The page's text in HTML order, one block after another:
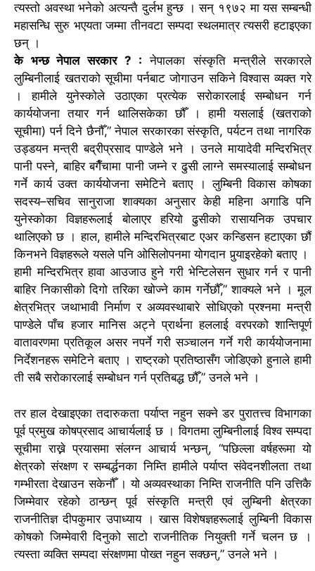
त्यस्तो अवस्था भनेको अत्यन्तै दुर्लभ हुन्छ । सन् १९७२ मा यस सम्बन्धी
महासन्धि सुरु भएयता जम्मा तीनवटा सम्पदा स्थलमात्र त्यसरी हटाइएका
छन् ।
के भन्छ नेपाल सरकार ? :नेपालका संस्कृति मन्त्रीले सरकारले
लुम्बिनीलाई खतराको सूचीमा पर्नबाट जोगाउन सकिने विश्वास व्यक्त गरे
।हामीले युनेस्कोले उठाएका प्रत्येक सरोकारलाई सम्बोधन गर्न
कार्ययोजना तयार गर्न थालिसकेका छौँ । हामी यसलाई (खतराको
सूचीमा) पर्न दिने छैनौँ,” नेपाल सरकारका संस्कृति, पर्यटन तथा नागरिक
उड्डयन मन्त्री बद्रीप्रसाद पाण्डेले भने ।उनले मायादेवी मन्दिरभित्र
पानी पस्ने, बाहिर बगैँचामा पानी जम्ने र ढुसी लाग्ने समस्यालाई सम्बोधन
गर्ने कार्य उक्त कार्ययोजना समेटिने बताए ।लुम्बिनी विकास कोषका
सदस्य–सचिव सानुराजा शाक्यका अनुसार केही महिना अगाडि पनि
युनेस्कोका विज्ञहरूलाई बोलाएर हरियो ढुसीको रासायनिक उपचार
थालिएको छ ।हाल, हामीले मन्दिरभित्रबाट एअर कन्डिसन हटाएका छौं
किनभने विज्ञहरूले यसले पनि ओसिलोपनमा योगदान पुर्‍याइरहेको बताए ।
हामी मन्दिरभित्र हावा आउजाउ हुने गरी भेन्टिलेसन सुधार गर्न र पानी
बाहिर निकासीको दिगो तरिका खोज्ने काम गर्नेछौँ,” शाक्यले भने ।मूल
क्षेत्रभित्र जथाभावी निर्माण र अव्यवस्थाबारे सोधिएको प्रश्नमा मन्त्री
पाण्डेले पाँच हजार मानिस अट्ने प्रार्थना हललाई वरपरको शान्तिपूर्ण
वातावरणमा प्रतिकूल असर नपर्ने गरी सञ्चालन गर्ने गरी कार्ययोजनामा
निर्देशनहरू समेटिने बताए ।राष्ट्रको प्रतिष्ठासँग जोडिएको हुनाले हामी
ती सबै सरोकारलाई सम्बोधन गर्न प्रतिबद्ध छौँ,” उनले भने ।
तर हाल देखाइएका तदारुकता पर्याप्त नहुन सक्ने डर पुरातत्त्व विभागका
पूर्व प्रमुख कोषप्रसाद आचार्यलाई छ । विगतमा लुम्बिनीलाई विश्व सम्पदा
सूचीमा राख्ने प्रयासमा संलग्न आचार्य भन्छन्, “पछिल्ला वर्षहरूमा यो
क्षेत्रको संरक्षण र सम्बर्द्धनका निम्ति हामीले पर्याप्त संवेदनशीलता तथा
गम्भीरता देखाउन सकेनौँ ।यो अव्यवस्थाका निम्ति राजनीति पनि उत्तिकै
जिम्मेवार रहेको ठान्छन् पूर्व संस्कृति मन्त्री एवं लुम्बिनी क्षेत्रका
राजनीतिज्ञ दीपकुमार उपाध्याय ।खास विशेषज्ञहरूलाई लुम्बिनी विकास
कोषको जिम्मेवारी दिनुको साटो राजनीतिक नियुक्ती गर्ने चलन छ ।
त्यस्ता व्यक्ति सम्पदा संरक्षणमा पोख्त नहुन सक्छन्,” उनले भने ।